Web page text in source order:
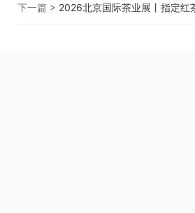
下一篇 > 2026北京国际茶业展丨指定红